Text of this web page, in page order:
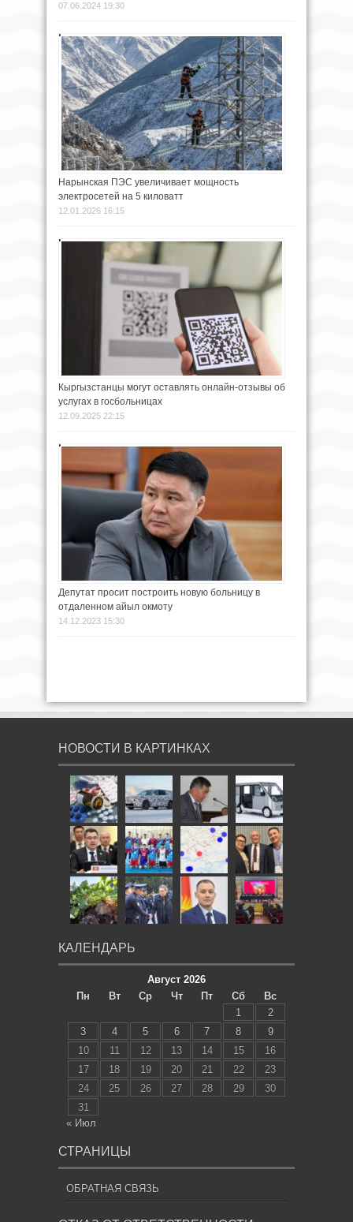
07.06.2024 19:30
Нарынская ПЭС увеличивает мощность
электросетей на 5 киловатт
12.01.2026 16:15
Кыргызстанцы могут оставлять онлайн-отзывы об
услугах в госбольницах
12.09.2025 22:15
Депутат просит построить новую больницу в
отдаленном айыл окмоту
14.12.2023 15:30
НОВОСТИ В КАРТИНКАХ
КАЛЕНДАРЬ
Август 2026
Пн
Вт Ср Чт Пт Сб
Вс
1
2
3
4 5 6 7 8
9
10
11 12 13 14 15
16
17
18 19 20 21 22
23
24
25 26 27 28 29
30
31
« Июл
СТРАНИЦЫ
ОБРАТНАЯ СВЯЗЬ